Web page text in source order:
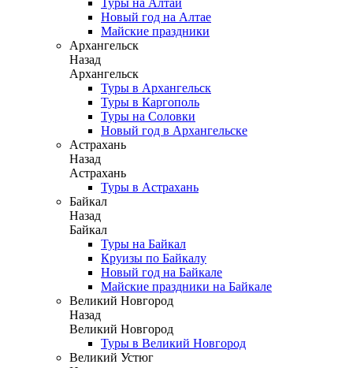
Туры на Алтай
Новый год на Алтае
Майские праздники
Архангельск
Назад
Архангельск
Туры в Архангельск
Туры в Каргополь
Туры на Соловки
Новый год в Архангельске
Астрахань
Назад
Астрахань
Туры в Астрахань
Байкал
Назад
Байкал
Туры на Байкал
Круизы по Байкалу
Новый год на Байкале
Майские праздники на Байкале
Великий Новгород
Назад
Великий Новгород
Туры в Великий Новгород
Великий Устюг